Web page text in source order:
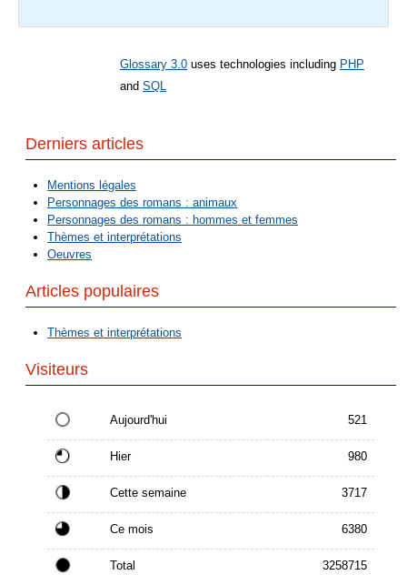
Glossary 3.0 uses technologies including PHP
and SQL
Derniers articles
Mentions légales
Personnages des romans : animaux
Personnages des romans : hommes et femmes
Thèmes et interprétations
Oeuvres
Articles populaires
Thèmes et interprétations
Visiteurs
Aujourd'hui 521
Hier 980
Cette semaine 3717
Ce mois 6380
Total 3258715